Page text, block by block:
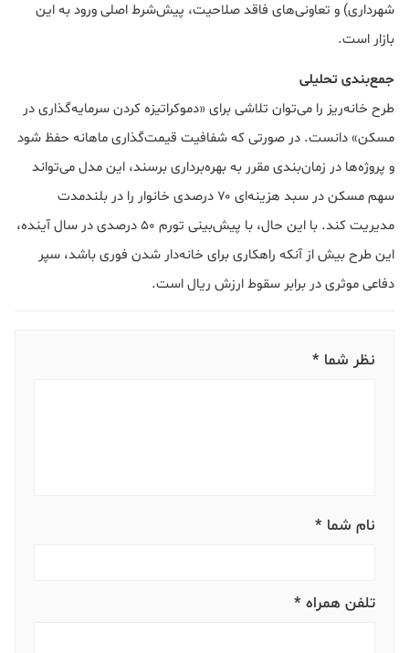
شهرداری) و تعاونی‌های فاقد صلاحیت، پیش‌شرط اصلی ورود به این
بازار است.
جمع‌بندی تحلیلی
طرح خانه‌ریز را می‌توان تلاشی برای «دموکراتیزه کردن سرمایه‌گذاری در
مسکن» دانست. در صورتی که شفافیت قیمت‌گذاری ماهانه حفظ شود
و پروژه‌ها در زمان‌بندی مقرر به بهره‌برداری برسند، این مدل می‌تواند
سهم مسکن در سبد هزینه‌ای ۷۰ درصدی خانوار را در بلندمدت
مدیریت کند. با این حال، با پیش‌بینی تورم ۵۰ درصدی در سال آینده،
این طرح بیش از آنکه راهکاری برای خانه‌دار شدن فوری باشد، سپر
دفاعی موثری در برابر سقوط ارزش ریال است.
نظر شما *
نام شما *
تلفن همراه *